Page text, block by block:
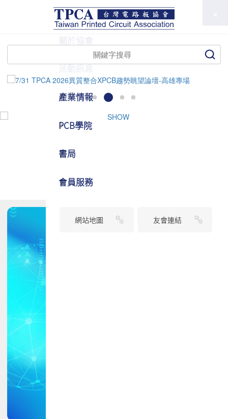
TPCA
活動訊息
產業情報
PCB學院
書局
會員服務
網站地圖 友會連結